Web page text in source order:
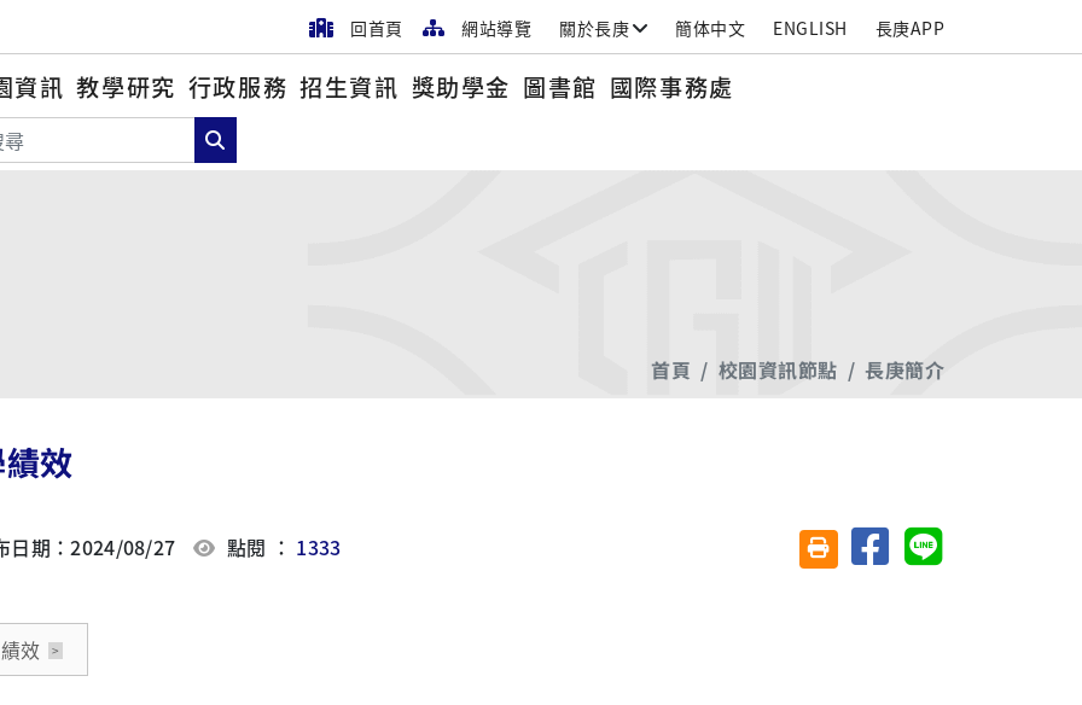
回首頁 網站導覽 關於長庚 簡体中文 ENGLISH 長庚APP
資訊 教學研究 行政服務 招生資訊 獎助學金 圖書館 國際事務處
首頁 校園資訊節點 長庚簡介
效
日期：2024/08/27 點閱 ： 1333 友善列印(另開視窗)
分享至臉書分享至 Line
效